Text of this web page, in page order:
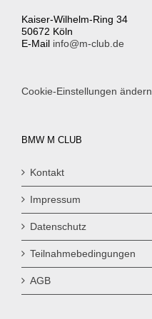
Kaiser-Wilhelm-Ring 34
50672 Köln
E-Mail info@m-club.de
Cookie-Einstellungen ändern
BMW M CLUB
Kontakt
Impressum
Datenschutz
Teilnahmebedingungen
AGB